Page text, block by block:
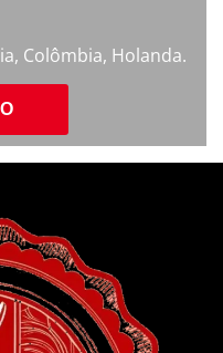
Colômbia, Holanda.